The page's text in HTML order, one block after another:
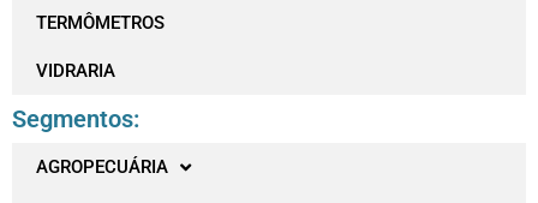
TERMÔMETROS
VIDRARIA
Segmentos:
AGROPECUÁRIA